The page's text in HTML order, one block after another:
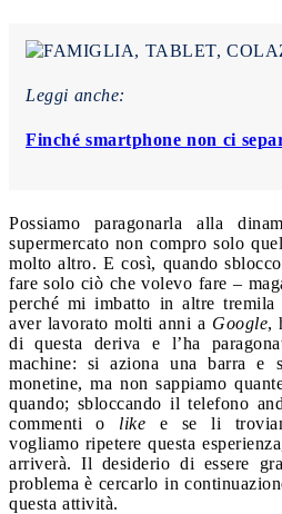
Leggi anche:
Finché smartphone non ci
Possiamo paragonarla alla
supermercato non compro solo
molto altro. E così, quando
fare solo ciò che volevo fare –
perché mi imbatto in altre tremila
aver lavorato molti anni a Google,
di questa deriva e l’ha
machine: si aziona una barra e
monetine, ma non sappiamo
quando; sbloccando il telefono
commenti o like e se li
vogliamo ripetere questa
arriverà. Il desiderio di essere
problema è cercarlo in
questa attività.